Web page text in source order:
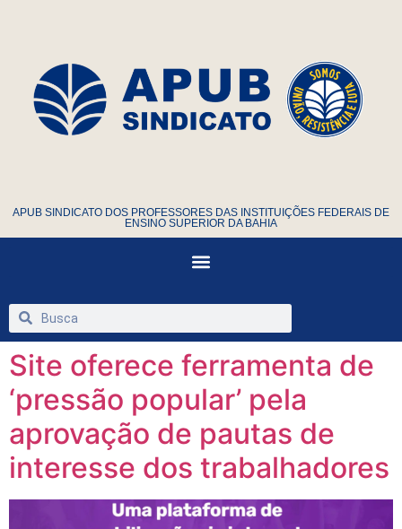
APUB SINDICATO DOS PROFESSORES DAS INSTITUIÇÕES FEDERAIS DE
ENSINO SUPERIOR DA BAHIA
Site oferece ferramenta de
‘pressão popular’ pela
aprovação de pautas de
interesse dos trabalhadores